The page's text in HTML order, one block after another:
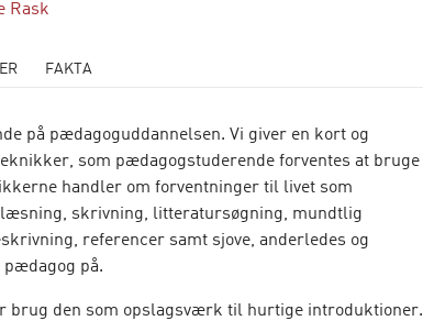
Rask
FAKTA
på pædagoguddannelsen. Vi giver en kort og
som pædagogstuderende forventes at bruge
handler om forventninger til livet som
skrivning, litteratursøgning, mundtlig
referencer samt sjove, anderledes og
på.
brug den som opslagsværk til hurtige introduktioner.